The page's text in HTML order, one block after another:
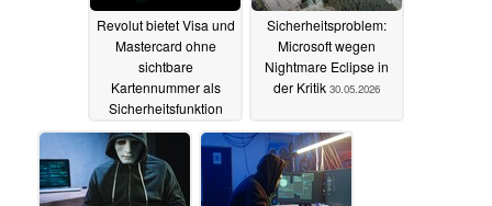
Revolut bietet Visa und
Mastercard ohne
sichtbare
Kartennummer als
Sicherheitsfunktion
30.05.2026
Sicherheitsproblem:
Microsoft wegen
Nightmare Eclipse in
der Kritik 30.05.2026